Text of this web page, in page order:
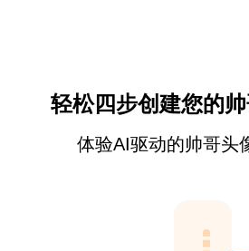
轻松四步创建您的
体验AI驱动的帅哥头